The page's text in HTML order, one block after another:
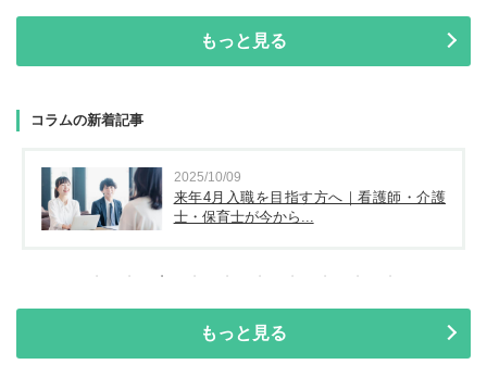
もっと見る
コラムの新着記事
2025/10/09
来年4月入職を目指す方へ｜看護師・介護
士・保育士が今から...
もっと見る